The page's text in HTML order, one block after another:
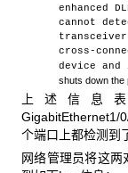
enhanced
cannot
cross-
device
shuts down the
上述信息表
GigabitEthernet1/
个端口上都检测到
网络管理员将这